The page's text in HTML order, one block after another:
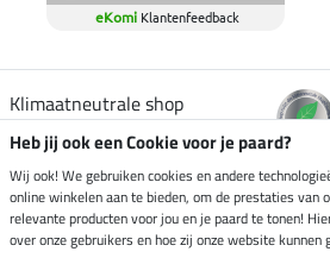
eKomi Klantenfeedback
Klimaatneutrale shop
Verzending per
Heb jij ook een Cookie voor je paard?
Wij ook! We gebruiken cookies en andere
online winkelen aan te bieden, om de prestaties van
relevante producten voor jou en je paard te tonen!
over onze gebruikers en hoe zij onze website kunnen